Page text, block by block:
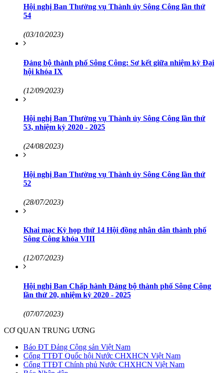
Hội nghị Ban Thường vụ Thành ủy Sông Công lần thứ
54
(03/10/2023)
Đảng bộ thành phố Sông Công: Sơ kết giữa nhiệm kỳ Đại
hội khóa IX
(12/09/2023)
Hội nghị Ban Thường vụ Thành ủy Sông Công lần thứ
53, nhiệm kỳ 2020 - 2025
(24/08/2023)
Hội nghị Ban Thường vụ Thành ủy Sông Công lần thứ
52
(28/07/2023)
Khai mạc Kỳ họp thứ 14 Hội đồng nhân dân thành phố
Sông Công khóa VIII
(12/07/2023)
Hội nghị Ban Chấp hành Đảng bộ thành phố Sông Công
lần thứ 20, nhiệm kỳ 2020 - 2025
(07/07/2023)
CƠ QUAN TRUNG ƯƠNG
Báo ĐT Đảng Cộng sản Việt Nam
Cổng TTĐT Quốc hội Nước CHXHCN Việt Nam
Cổng TTĐT Chính phủ Nước CHXHCN Việt Nam